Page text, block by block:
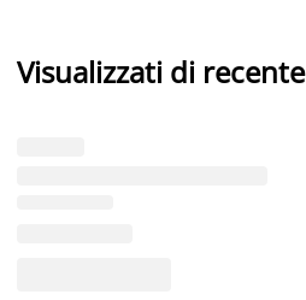
Visualizzati di recente